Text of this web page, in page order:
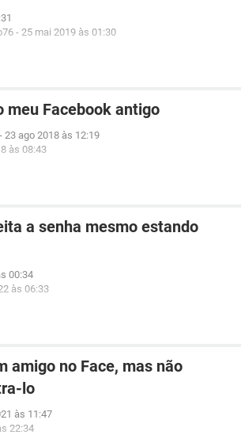
- 25 mai 2019 às 01:30
meu Facebook antigo
- 23 ago 2018 às 12:19
às 08:43
a senha mesmo estando
00:34
às 06:33
amigo no Face, mas não
lo
às 11:47
22:34